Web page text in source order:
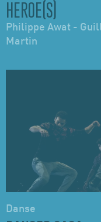
HEROE(S)
Philippe Awat -
Martin
Danse